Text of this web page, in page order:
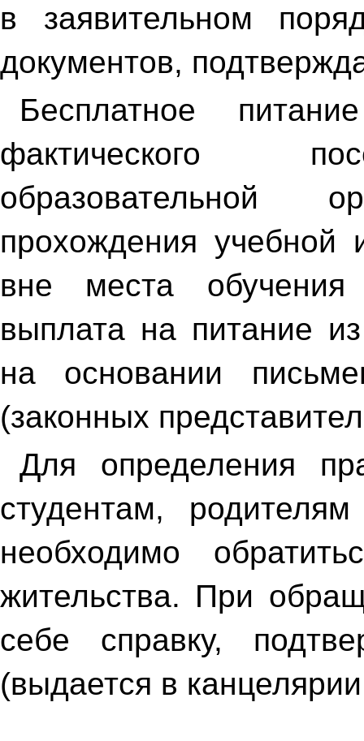
в заявительном
документов,
Бесплатное
фактического
образовательной
прохождения учебной
вне места обучения
выплата на питание
на основании
(законных
Для определения
студентам,
необходимо
жительства. При
себе справку,
(выдается в